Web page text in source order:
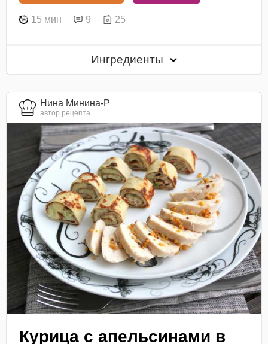
15 мин 9 25
Ингредиенты
Нина Минина-Р
автор рецепта
Курица с апельсинами в